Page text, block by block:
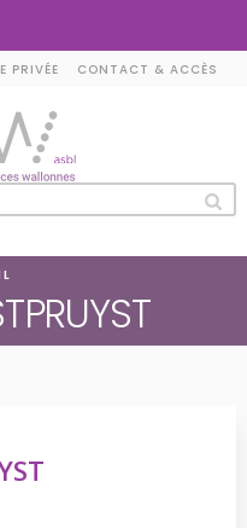
PRIVÉE CONTACT & ACCÈS